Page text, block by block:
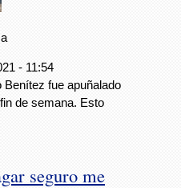
- 11:54
Benítez fue apuñalado
de semana. Esto
seguro me